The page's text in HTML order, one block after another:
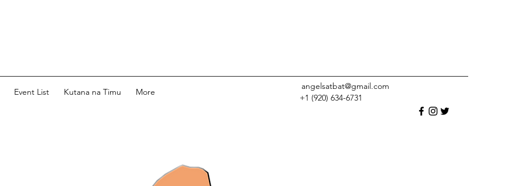
Event List Kutana na Timu More
angelsatbat@gmail.com
+1 (920) 634-6731